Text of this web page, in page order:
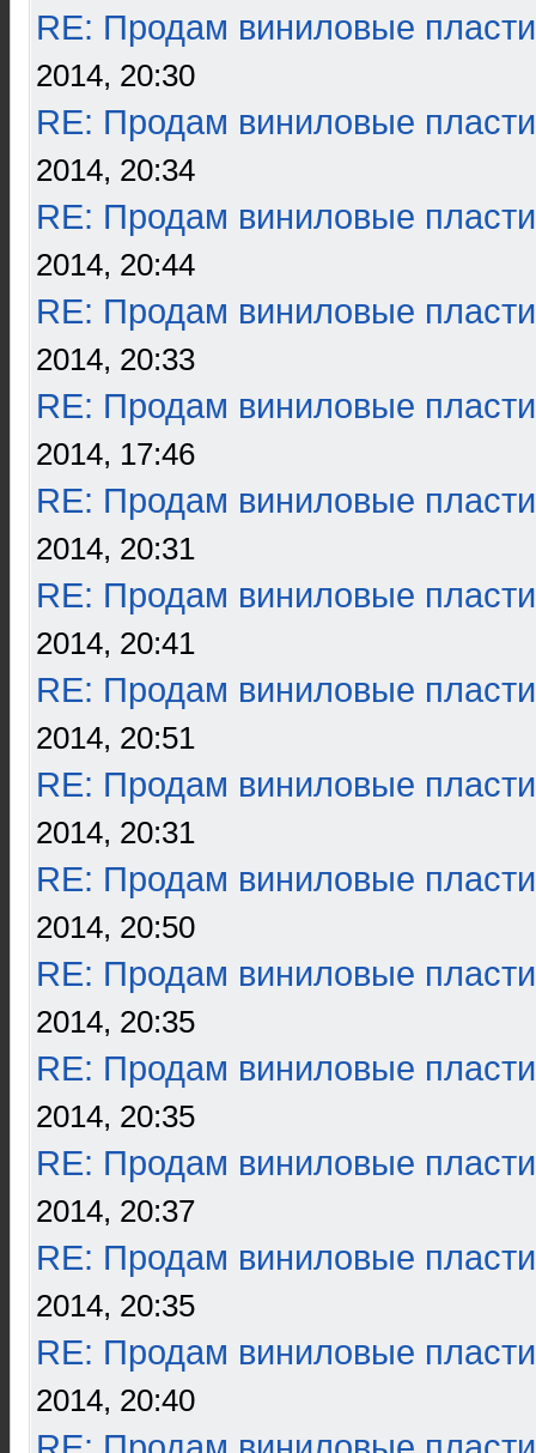
RE: Продам виниловые
2014, 20:30
RE: Продам виниловые
2014, 20:34
RE: Продам виниловые
2014, 20:44
RE: Продам виниловые
2014, 20:33
RE: Продам виниловые
2014, 17:46
RE: Продам виниловые
2014, 20:31
RE: Продам виниловые
2014, 20:41
RE: Продам виниловые
2014, 20:51
RE: Продам виниловые
2014, 20:31
RE: Продам виниловые
2014, 20:50
RE: Продам виниловые
2014, 20:35
RE: Продам виниловые
2014, 20:35
RE: Продам виниловые
2014, 20:37
RE: Продам виниловые
2014, 20:35
RE: Продам виниловые
2014, 20:40